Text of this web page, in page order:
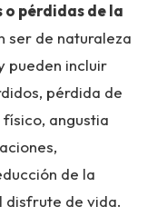
o pérdidas de la
ser de naturaleza
pueden incluir
pérdida de
angustia
de la
disfrute de vida.